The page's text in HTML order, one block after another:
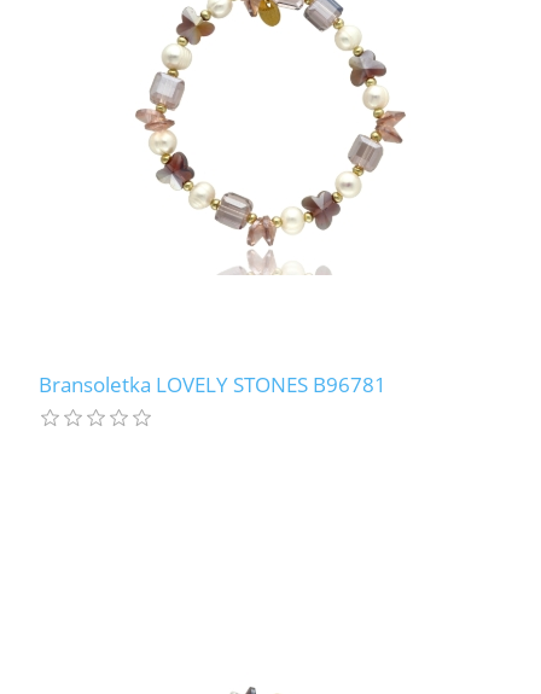
Bransoletka LOVELY STONES B96781